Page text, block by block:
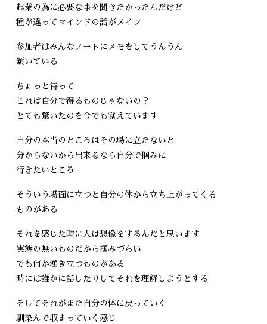
起業の為に必要な事を聞きたかったんだけど
種が違ってマインドの話がメイン
参加者はみんなノートにメモをしてうんうん
頷いている
ちょっと待って
これは自分で得るものじゃないの？
とても驚いたのを今でも覚えています
自分の本当のところはその場に立たないと
分からないから出来るなら自分で掴みに
行きたいところ
そういう場面に立つと自分の体から立ち上がってくる
ものがある
それを感じた時に人は想像をするんだと思います
実態の無いものだから掴みづらい
でも何か湧き立つものがある
時には誰かに話したりしてそれを理解しようとする
そしてそれがまた自分の体に戻っていく
馴染んで収まっていく感じ